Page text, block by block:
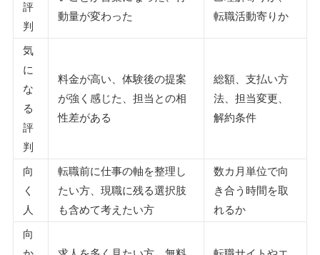
評
判
動量が変わった
転職活動寄りか
気
に
な
る
評
判
料金が高い、体験後の提案
が強く感じた、担当との相
性差がある
総額、支払い方
法、担当変更、
解約条件
向
く
人
転職前に仕事の軸を整理し
たい方、現職に残る選択肢
も含めて考えたい方
数カ月単位で向
き合う時間を取
れるか
向